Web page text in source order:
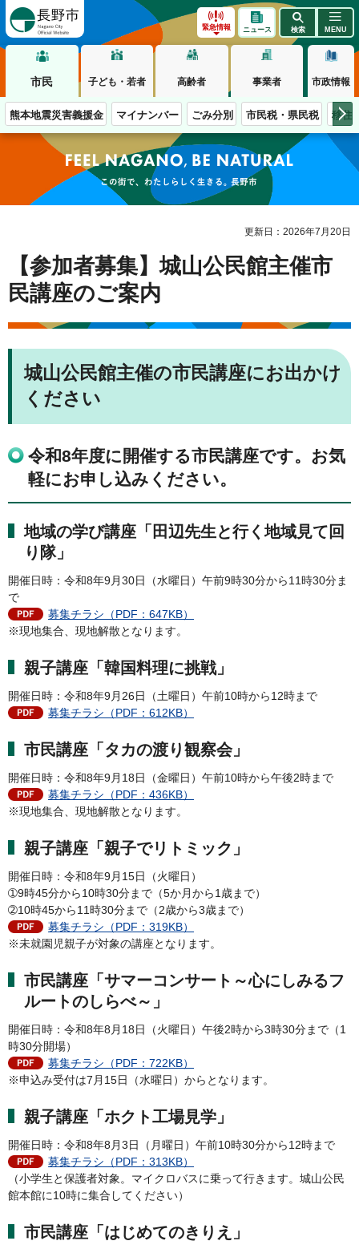
緊急情報 ニュース 検索 MENU
市民 子ども・若者 高齢者 事業者 市政情報
熊本地震災害義援金 マイナンバー ごみ分別 市民税・県民税 移住
この街で、わたしらしく生きる。長野市
更新日：2026年7月20日
【参加者募集】城山公民館主催市
民講座のご案内
城山公民館主催の市民講座にお出かけ
ください
令和8年度に開催する市民講座です。お気
軽にお申し込みください。
地域の学び講座「田辺先生と行く地域見て回
り隊」
開催日時：令和8年9月30日（水曜日）午前9時30分から11時30分ま
で
募集チラシ（PDF：647KB）
※現地集合、現地解散となります。
親子講座「韓国料理に挑戦」
開催日時：令和8年9月26日（土曜日）午前10時から12時まで
募集チラシ（PDF：612KB）
市民講座「タカの渡り観察会」
開催日時：令和8年9月18日（金曜日）午前10時から午後2時まで
募集チラシ（PDF：436KB）
※現地集合、現地解散となります。
親子講座「親子でリトミック」
開催日時：令和8年9月15日（火曜日）
➀9時45分から10時30分まで（5か月から1歳まで）
➁10時45から11時30分まで（2歳から3歳まで）
募集チラシ（PDF：319KB）
※未就園児親子が対象の講座となります。
市民講座「サマーコンサート～心にしみるフ
ルートのしらべ～」
開催日時：令和8年8月18日（火曜日）午後2時から3時30分まで（1
時30分開場）
募集チラシ（PDF：722KB）
※申込み受付は7月15日（水曜日）からとなります。
親子講座「ホクト工場見学」
開催日時：令和8年8月3日（月曜日）午前10時30分から12時まで
募集チラシ（PDF：313KB）
（小学生と保護者対象。マイクロバスに乗って行きます。城山公民
館本館に10時に集合してください）
市民講座「はじめてのきりえ」